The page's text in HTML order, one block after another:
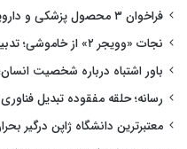
فراخوان ۳ محصول پزشکی و دارویی به دلیل خطرهای کیفی و ایمنی
نجات «وویجر ۲» از خاموشی؛ تدبیر ناسا برای حفظ کاوشگر ۴۸ ساله
باور اشتباه درباره شخصیت
رسانه؛ حلقه مفقوده تبدیل
معتبرترین دانشگاه ژاپن درگیر